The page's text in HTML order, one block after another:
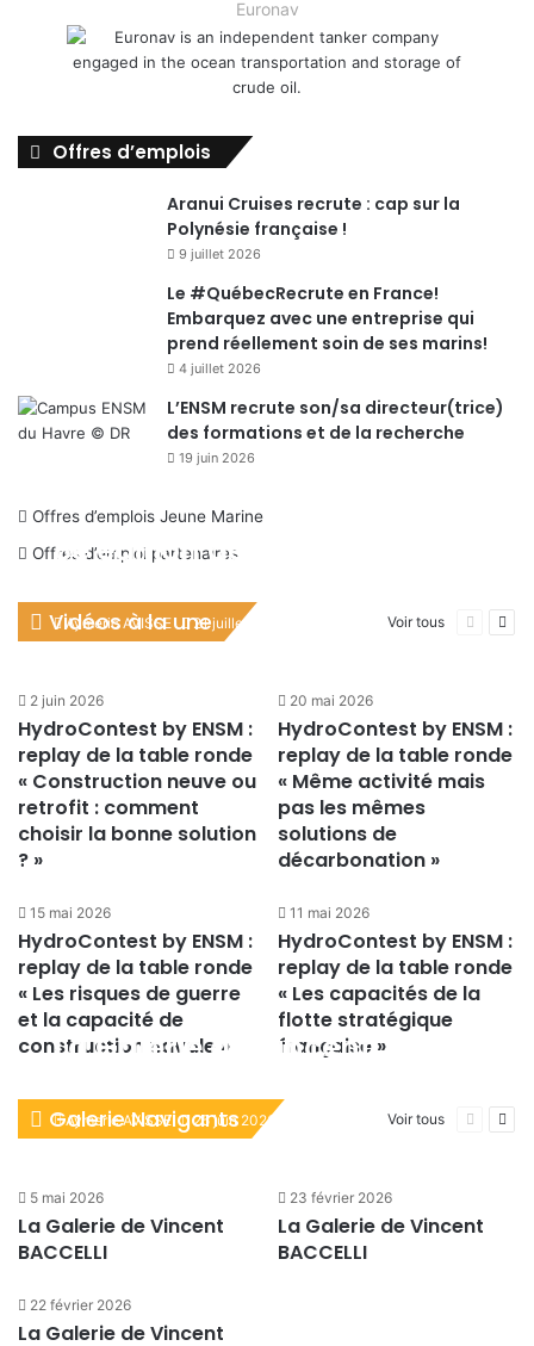
Euronav
Offres d’emplois
Aranui Cruises recrute : cap sur la
Polynésie française !
9 juillet 2026
Le #QuébecRecrute en France!
Embarquez avec une entreprise qui
prend réellement soin de ses marins!
4 juillet 2026
L’ENSM recrute son/sa directeur(trice)
des formations et de la recherche
19 juin 2026
Offres d’emplois Jeune Marine
Offres d’emploi partenaires
Vidéos à la une Voir tous
Page
8e édition de la fête de la
de la conférence sur
côtiers
Aymeric AVISSE 21 juillet 2026
2 juin 2026
HydroContest by ENSM :
replay de la table ronde
« Construction neuve ou
retrofit : comment
choisir la bonne solution
? »
20 mai 2026
HydroContest by ENSM :
replay de la table ronde
« Même activité mais
pas les mêmes
solutions de
décarbonation »
15 mai 2026
HydroContest by ENSM :
replay de la table ronde
« Les risques de guerre
et la capacité de
construction navale »
11 mai 2026
HydroContest by ENSM :
replay de la table ronde
« Les capacités de la
flotte stratégique
française »
Galerie Navigants Voir tous
Page
La Galerie de Vincent
Aymeric AVISSE 25 juin 2026
5 mai 2026
La Galerie de Vincent
BACCELLI
23 février 2026
La Galerie de Vincent
BACCELLI
22 février 2026
La Galerie de Vincent